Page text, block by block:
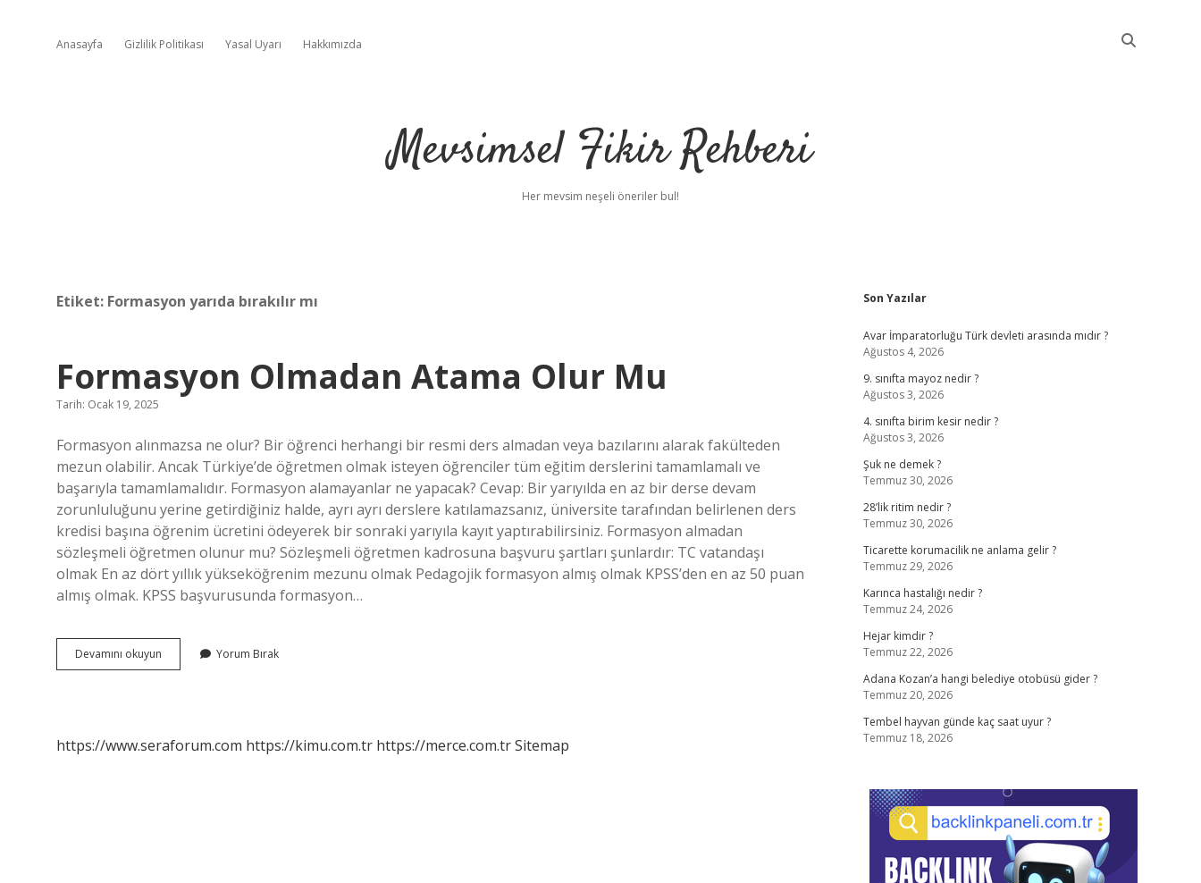
Anasayfa Gizlilik Politikası Yasal Uyarı Hakkımızda
Mevsimsel Fikir Rehberi
Her mevsim neşeli öneriler bul!
Etiket: Formasyon yarıda bırakılır mı
Formasyon Olmadan Atama Olur Mu
Tarih: Ocak 19, 2025
Formasyon alınmazsa ne olur? Bir öğrenci herhangi bir resmi ders almadan veya bazılarını alarak fakülteden
mezun olabilir. Ancak Türkiye’de öğretmen olmak isteyen öğrenciler tüm eğitim derslerini tamamlamalı ve
başarıyla tamamlamalıdır. Formasyon alamayanlar ne yapacak? Cevap: Bir yarıyılda en az bir derse devam
zorunluluğunu yerine getirdiğiniz halde, ayrı ayrı derslere katılamazsanız, üniversite tarafından belirlenen ders
kredisi başına öğrenim ücretini ödeyerek bir sonraki yarıyıla kayıt yaptırabilirsiniz. Formasyon almadan
sözleşmeli öğretmen olunur mu? Sözleşmeli öğretmen kadrosuna başvuru şartları şunlardır: TC vatandaşı
olmak En az dört yıllık yükseköğrenim mezunu olmak Pedagojik formasyon almış olmak KPSS’den en az 50 puan
almış olmak. KPSS başvurusunda formasyon…
Devamını okuyun Formasyon
Olmadan
Yorum Bırak
https://www.seraforum.com https://kimu.com.tr https://merce.com.trSitemap
Sidebar
Son Yazılar
Avar İmparatorluğu Türk devleti arasında mıdır ?
Ağustos 4, 2026
9. sınıfta mayoz nedir ?
Ağustos 3, 2026
4. sınıfta birim kesir nedir ?
Ağustos 3, 2026
Şuk ne demek ?
Temmuz 30, 2026
28’lik ritim nedir ?
Temmuz 30, 2026
Ticarette korumacilik ne anlama gelir ?
Temmuz 29, 2026
Karınca hastalığı nedir ?
Temmuz 24, 2026
Hejar kimdir ?
Temmuz 22, 2026
Adana Kozan’a hangi belediye otobüsü gider ?
Temmuz 20, 2026
Tembel hayvan günde kaç saat uyur ?
Temmuz 18, 2026